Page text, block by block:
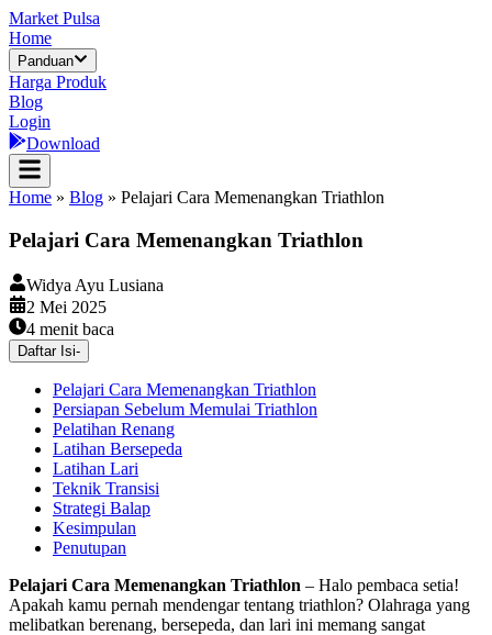
Market Pulsa
Home
Panduan
Harga Produk
Blog
Login
Download
Home » Blog » Pelajari Cara Memenangkan Triathlon
Pelajari Cara Memenangkan Triathlon
Widya Ayu Lusiana
2 Mei 2025
4 menit baca
Daftar Isi-
Pelajari Cara Memenangkan Triathlon
Persiapan Sebelum Memulai Triathlon
Pelatihan Renang
Latihan Bersepeda
Latihan Lari
Teknik Transisi
Strategi Balap
Kesimpulan
Penutupan
Pelajari Cara Memenangkan Triathlon – Halo pembaca setia!
Apakah kamu pernah mendengar tentang triathlon? Olahraga yang
melibatkan berenang, bersepeda, dan lari ini memang sangat